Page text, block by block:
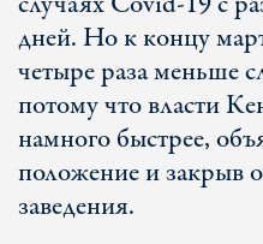
дней. Но к концу
четыре раза меньше
потому что власти
намного быстрее,
положение и закрыв
заведения.